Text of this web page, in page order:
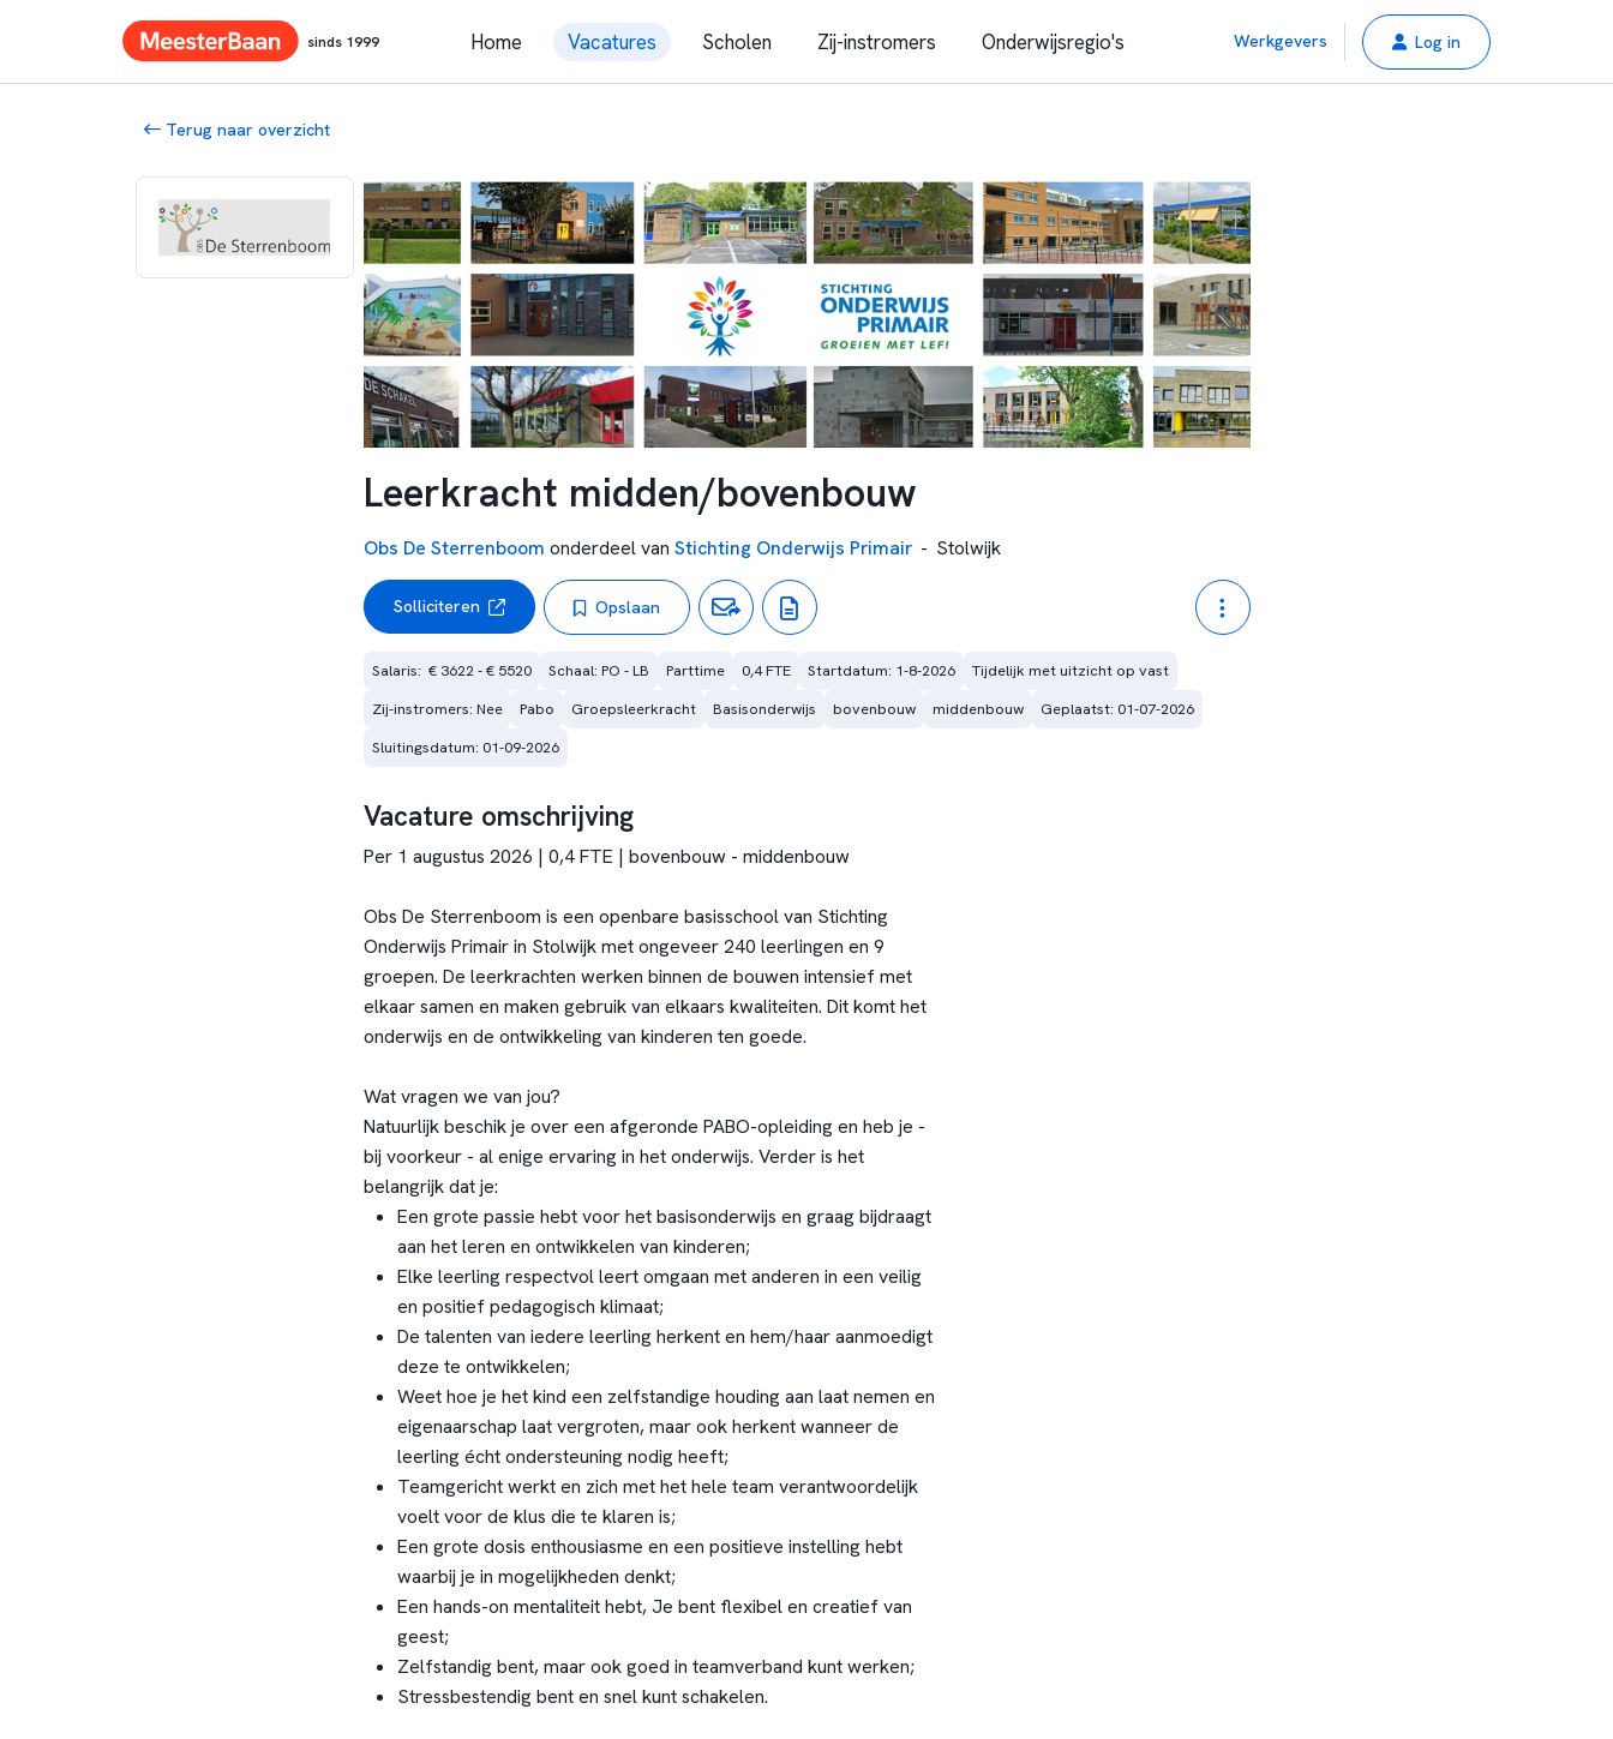
sinds 1999 Home Vacatures Scholen Zij-instromers Onderwijsregio's Werkgevers Log in
Terug naar overzicht
Leerkracht midden/bovenbouw
Obs De Sterrenboom onderdeel van Stichting Onderwijs Primair - Stolwijk
Solliciteren Opslaan
Salaris:  € 3622 - € 5520 Schaal: PO - LB Parttime 0,4 FTE Startdatum: 1-8-2026
Tijdelijk met uitzicht op vast
Zij-instromers: Nee
Pabo Groepsleerkracht Basisonderwijs bovenbouw middenbouw
Geplaatst: 01-07-2026
Sluitingsdatum: 01-09-2026
Vacature omschrijving
Per 1 augustus 2026 | 0,4 FTE | bovenbouw - middenbouw
Obs De Sterrenboom is een openbare basisschool van Stichting
Onderwijs Primair in Stolwijk met ongeveer 240 leerlingen en 9
groepen. De leerkrachten werken binnen de bouwen intensief met
elkaar samen en maken gebruik van elkaars kwaliteiten. Dit komt het
onderwijs en de ontwikkeling van kinderen ten goede.
Wat vragen we van jou?
Natuurlijk beschik je over een afgeronde PABO-opleiding en heb je -
bij voorkeur - al enige ervaring in het onderwijs. Verder is het
belangrijk dat je:
Een grote passie hebt voor het basisonderwijs en graag bijdraagt
aan het leren en ontwikkelen van kinderen;
Elke leerling respectvol leert omgaan met anderen in een veilig
en positief pedagogisch klimaat;
De talenten van iedere leerling herkent en hem/haar aanmoedigt
deze te ontwikkelen;
Weet hoe je het kind een zelfstandige houding aan laat nemen en
eigenaarschap laat vergroten, maar ook herkent wanneer de
leerling écht ondersteuning nodig heeft;
Teamgericht werkt en zich met het hele team verantwoordelijk
voelt voor de klus die te klaren is;
Een grote dosis enthousiasme en een positieve instelling hebt
waarbij je in mogelijkheden denkt;
Een hands-on mentaliteit hebt, Je bent flexibel en creatief van
geest;
Zelfstandig bent, maar ook goed in teamverband kunt werken;
Stressbestendig bent en snel kunt schakelen.